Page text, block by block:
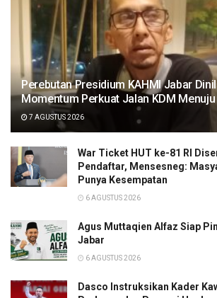
Perebutan Presidium KAHMI Jabar
Momentum Perkuat Jalan KDM
7 AGUSTUS 2026
War Ticket HUT ke-81 RI
Pendaftar, Mensesneg:
Punya Kesempatan
6 AGUSTUS 2026
Agus Muttaqien Alfaz Siap
Jabar
6 AGUSTUS 2026
Dasco Instruksikan Kader